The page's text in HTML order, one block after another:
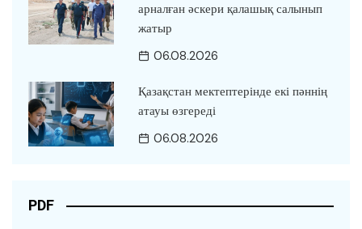
арналған әскери қалашық салынып
жатыр
06.08.2026
Қазақстан мектептерінде екі пәннің
атауы өзгереді
06.08.2026
PDF